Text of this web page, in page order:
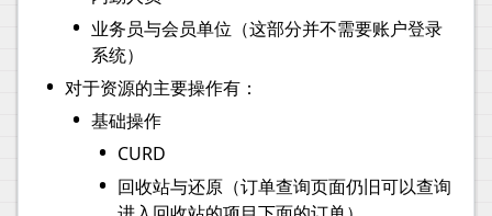
• 业务员与会员单位（这部分并不需要账户登录
系统）
• 对于资源的主要操作有：
• 基础操作
• CURD
• 回收站与还原（订单查询页面仍旧可以查询